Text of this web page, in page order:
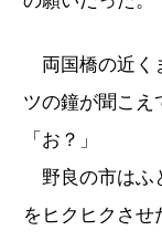
両国橋の近く
ツの鐘が聞こえ
「お？」
野良の市はふ
をヒクヒクさせ